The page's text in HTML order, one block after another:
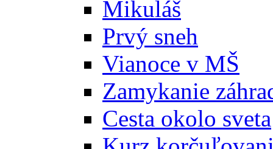
Mikuláš
Prvý sneh
Vianoce v MŠ
Zamykanie
Cesta okolo sveta